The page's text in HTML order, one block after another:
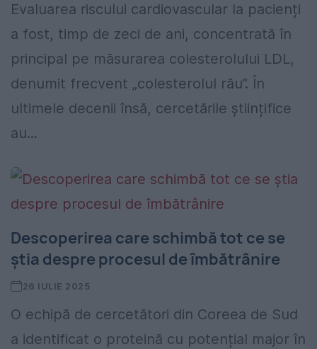
Evaluarea riscului cardiovascular la pacienți
a fost, timp de zeci de ani, concentrată în
principal pe măsurarea colesterolului LDL,
denumit frecvent „colesterolul rău”. În
ultimele decenii însă, cercetările științifice
au...
Descoperirea care schimbă tot ce se
știa despre procesul de îmbătrânire
26 IULIE 2025
O echipă de cercetători din Coreea de Sud
a identificat o proteină cu potențial major în